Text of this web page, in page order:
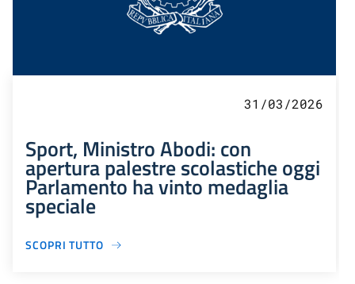
31/03/2026
Sport, Ministro Abodi: con
apertura palestre scolastiche oggi
Parlamento ha vinto medaglia
speciale
SCOPRI TUTTO